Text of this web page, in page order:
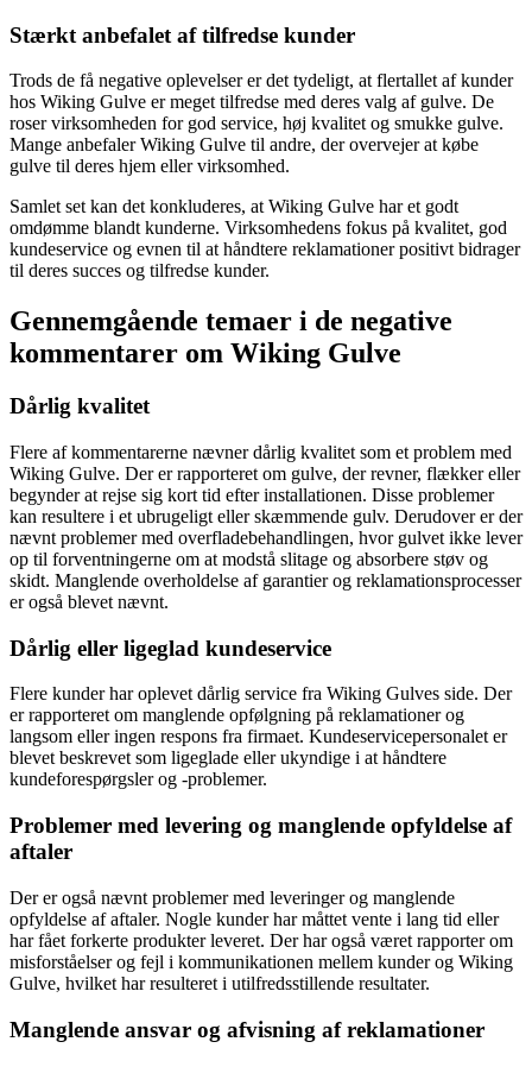
Stærkt anbefalet af tilfredse kunder
Trods de få negative oplevelser er det tydeligt, at flertallet af kunder
hos Wiking Gulve er meget tilfredse med deres valg af gulve. De
roser virksomheden for god service, høj kvalitet og smukke gulve.
Mange anbefaler Wiking Gulve til andre, der overvejer at købe
gulve til deres hjem eller virksomhed.
Samlet set kan det konkluderes, at Wiking Gulve har et godt
omdømme blandt kunderne. Virksomhedens fokus på kvalitet, god
kundeservice og evnen til at håndtere reklamationer positivt bidrager
til deres succes og tilfredse kunder.
Gennemgående temaer i de negative
kommentarer om Wiking Gulve
Dårlig kvalitet
Flere af kommentarerne nævner dårlig kvalitet som et problem med
Wiking Gulve. Der er rapporteret om gulve, der revner, flækker eller
begynder at rejse sig kort tid efter installationen. Disse problemer
kan resultere i et ubrugeligt eller skæmmende gulv. Derudover er der
nævnt problemer med overfladebehandlingen, hvor gulvet ikke lever
op til forventningerne om at modstå slitage og absorbere støv og
skidt. Manglende overholdelse af garantier og reklamationsprocesser
er også blevet nævnt.
Dårlig eller ligeglad kundeservice
Flere kunder har oplevet dårlig service fra Wiking Gulves side. Der
er rapporteret om manglende opfølgning på reklamationer og
langsom eller ingen respons fra firmaet. Kundeservicepersonalet er
blevet beskrevet som ligeglade eller ukyndige i at håndtere
kundeforespørgsler og -problemer.
Problemer med levering og manglende opfyldelse af
aftaler
Der er også nævnt problemer med leveringer og manglende
opfyldelse af aftaler. Nogle kunder har måttet vente i lang tid eller
har fået forkerte produkter leveret. Der har også været rapporter om
misforståelser og fejl i kommunikationen mellem kunder og Wiking
Gulve, hvilket har resulteret i utilfredsstillende resultater.
Manglende ansvar og afvisning af reklamationer